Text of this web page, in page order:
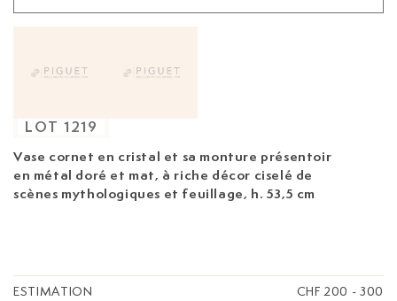
Vase cornet en cristal et sa monture présentoir
en métal doré et mat,
scènes mythologiques et feuillage, h. 53,5 cm
LOT 1219
ESTIMATION CHF 200 - 300